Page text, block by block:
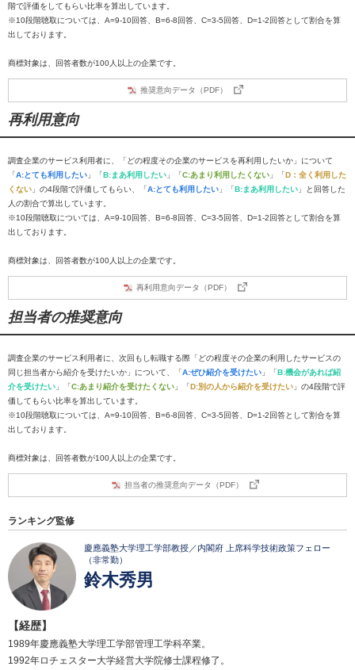
階で評価をしてもらい比率を算出しています。
※10段階聴取については、A=9-10回答、B=6-8回答、C=3-5回答、D=1-2回答として割合を算
出しております。
商標対象は、回答者数が100人以上の企業です。
推奨意向データ（PDF）
再利用意向
調査企業のサービス利用者に、「どの程度その企業のサービスを再利用したいか」について
「A:とても利用したい 」「B:まあ利用したい 」「C:あまり利用したくない 」「D：全く利用した
くない 」の4段階で評価してもらい、「A:とても利用したい 」「B:まあ利用したい 」と回答した
人の割合で算出しています。
※10段階聴取については、A=9-10回答、B=6-8回答、C=3-5回答、D=1-2回答として割合を算
出しております。
商標対象は、回答者数が100人以上の企業です。
再利用意向データ（PDF）
担当者の推奨意向
調査企業のサービス利用者に、次回もし転職する際「どの程度その企業の利用したサービスの
同じ担当者から紹介を受けたいか」について、「A:ぜひ紹介を受けたい 」「B:機会があれば紹
介を受けたい 」「C:あまり紹介を受けたくない 」「D:別の人から紹介を受けたい 」の4段階で評
価してもらい比率を算出しています。
※10段階聴取については、A=9-10回答、B=6-8回答、C=3-5回答、D=1-2回答として割合を算
出しております。
商標対象は、回答者数が100人以上の企業です。
担当者の推奨意向データ（PDF）
ランキング監修
慶應義塾大学理工学部教授／内閣府 上席科学技術政策フェロー
（非常勤）
鈴木秀男
【経歴】
1989年慶應義塾大学理工学部管理工学科卒業。
1992年ロチェスター大学経営大学院修士課程修了。